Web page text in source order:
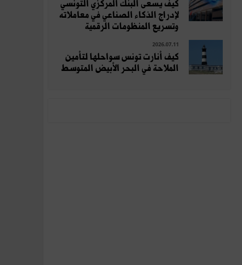
كيف يسعى البنك المركزي التونسي
لإدراج الذكاء الصناعي في معاملاته
وتسريع المنظومات الرقمية
2026.07.11
كيف أنارت تونس سواحلها لتأمين
الملاحة في البحر الأبيض المتوسط